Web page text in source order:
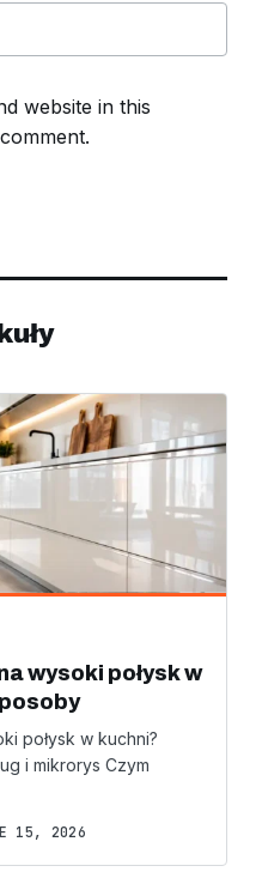
website in this
wysoki połysk w
połysk w kuchni?
i mikrorys Czym
15, 2026